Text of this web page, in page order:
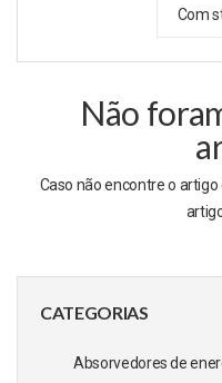
CATEGORIAS
Absorvedores de
Com
Não
Caso não encontre o